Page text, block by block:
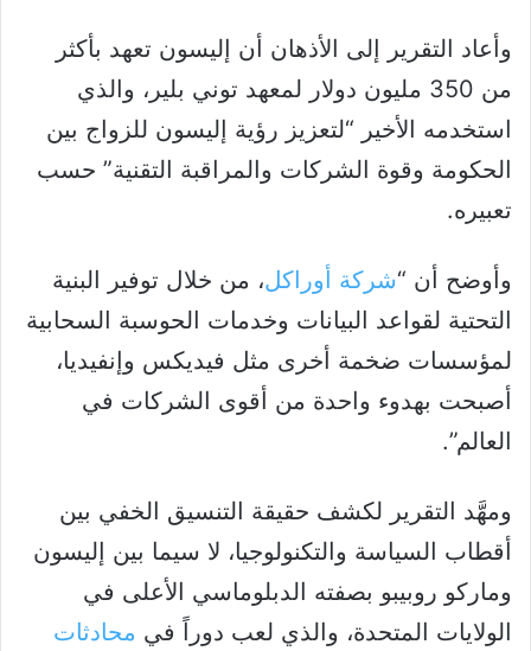
وأعاد التقرير إلى الأذهان أن إليسون تعهد بأكثر
من 350 مليون دولار لمعهد توني بلير، والذي
استخدمه الأخير “لتعزيز رؤية إليسون للزواج بين
الحكومة وقوة الشركات والمراقبة التقنية” حسب
تعبيره.
وأوضح أن “شركة أوراكل، من خلال توفير البنية
التحتية لقواعد البيانات وخدمات الحوسبة السحابية
لمؤسسات ضخمة أخرى مثل فيديكس وإنفيديا،
أصبحت بهدوء واحدة من أقوى الشركات في
العالم”.
ومهَّد التقرير لكشف حقيقة التنسيق الخفي بين
أقطاب السياسة والتكنولوجيا، لا سيما بين إليسون
وماركو روبيبو بصفته الدبلوماسي الأعلى في
الولايات المتحدة، والذي لعب دوراً في محادثات